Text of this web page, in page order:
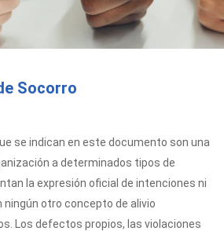
Socorro
se indican en este documento son una
a determinados tipos de
la expresión oficial de intenciones ni
otro concepto de alivio
Los defectos propios, las violaciones